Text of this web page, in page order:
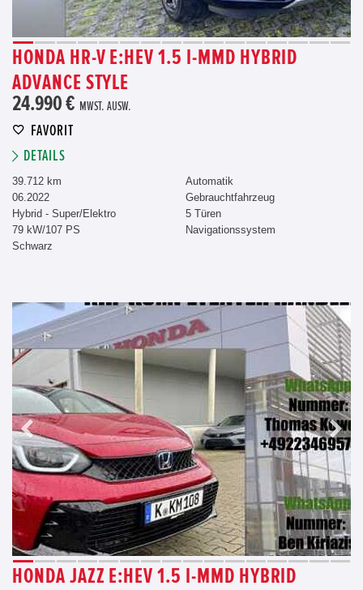
HONDA HR-V E:HEV 1.5 I-MMD HYBRID
ADVANCE STYLE
24.990 € MWST. AUSW.
FAVORIT
DETAILS
39.712 km
06.2022
Hybrid - Super/Elektro
79 kW/107 PS
Schwarz
Automatik
Gebrauchtfahrzeug
5 Türen
Navigationssystem
HONDA JAZZ E:HEV 1.5 I-MMD HYBRID